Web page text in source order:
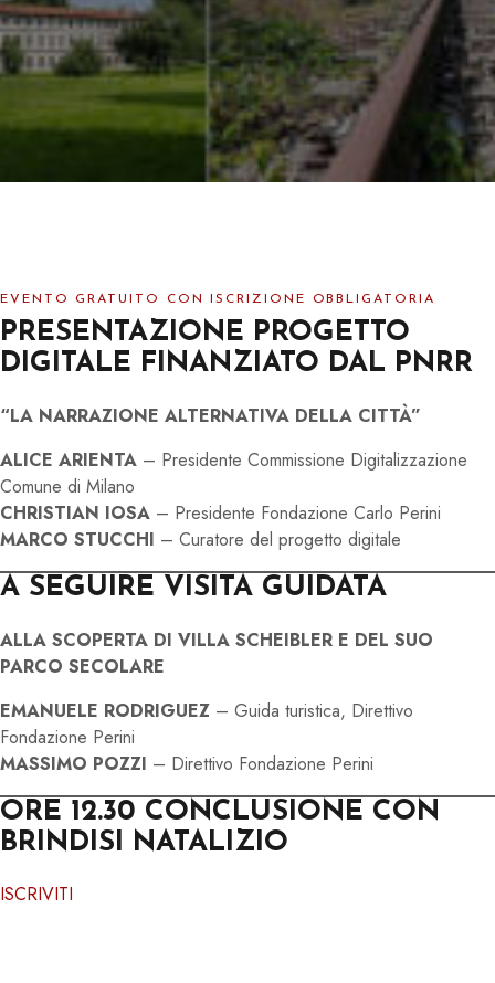
EVENTO GRATUITO CON ISCRIZIONE OBBLIGATORIA
PRESENTAZIONE PROGETTO
DIGITALE FINANZIATO DAL PNRR
“LA NARRAZIONE ALTERNATIVA DELLA CITTÀ”
ALICE ARIENTA – Presidente Commissione Digitalizzazione
Comune di Milano
CHRISTIAN IOSA – Presidente Fondazione Carlo Perini
MARCO STUCCHI – Curatore del progetto digitale
A SEGUIRE VISITA GUIDATA
ALLA SCOPERTA DI VILLA SCHEIBLER E DEL SUO
PARCO SECOLARE
EMANUELE RODRIGUEZ – Guida turistica, Direttivo
Fondazione Perini
MASSIMO POZZI – Direttivo Fondazione Perini
ORE 12.30 CONCLUSIONE CON
BRINDISI NATALIZIO
ISCRIVITI